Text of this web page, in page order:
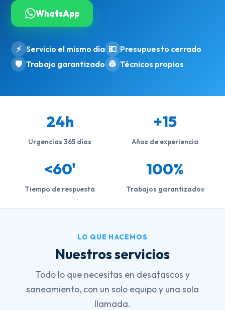
WhatsApp
⚡ Servicio el mismo día 💶 Presupuesto cerrado
🛡️ Trabajo garantizado 👷 Técnicos propios
24h
Urgencias 365 días
+15
Años de experiencia
<60'
Tiempo de respuesta
100%
Trabajos garantizados
LO QUE HACEMOS
Nuestros servicios
Todo lo que necesitas en desatascos y
saneamiento, con un solo equipo y una sola
llamada.